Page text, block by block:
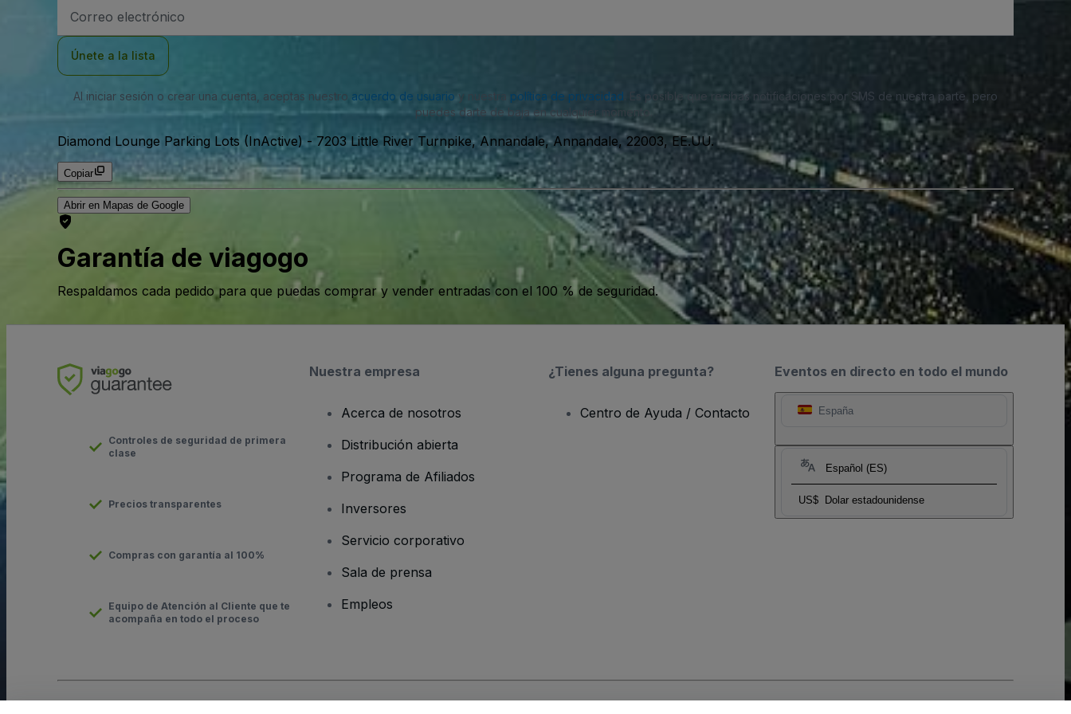
de
Únete a la lista
Al iniciar sesión o crear una cuenta, aceptas nuestro acuerdo de usuarioy nuestra política de privacidad . Es posible que recibas notificaciones por SMS de nuestra parte, pero
puedes darte de baja en cualquier momento.
Diamond Lounge Parking Lots (InActive) - 7203 Little River Turnpike, Annandale, Annandale, 22003, EE.UU.
Copiar
Abrir en Mapas de Google
Garantía de viagogo
Respaldamos cada pedido para que puedas comprar y vender entradas con el 100 % de seguridad.
Eventos en directo en todo el mundo
España
Español (ES)
US$ Dolar estadounidense
Controles de seguridad de primera
clase
Precios transparentes
Compras con garantía al 100%
Equipo de Atención al Cliente que te
acompaña en todo el proceso
Nuestra empresa
Acerca de nosotros
Distribución abierta
Programa de Afiliados
Inversores
Servicio corporativo
Sala de prensa
Empleos
¿Tienes alguna pregunta?
Centro de Ayuda / Contacto